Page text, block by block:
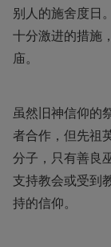
别人的施舍度日
十分激进的措施
庙。
虽然旧神信仰的
者合作，但先祖
分子，只有善良
支持教会或受到
持的信仰。